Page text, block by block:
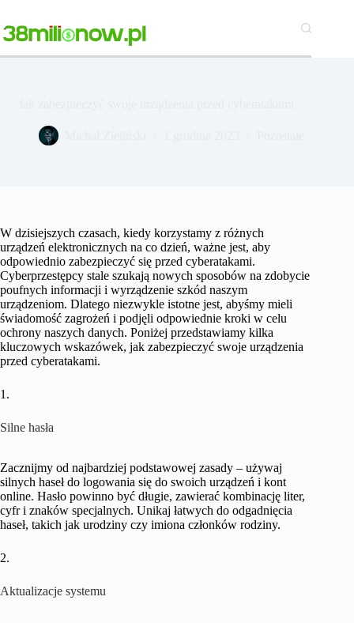
treści
W dzisiejszych czasach, kiedy korzystamy z różnych
urządzeń elektronicznych na co dzień, ważne jest, aby
odpowiednio zabezpieczyć się przed cyberatakami.
Cyberprzestępcy stale szukają nowych sposobów na zdobycie
poufnych informacji i wyrządzenie szkód naszym
urządzeniom. Dlatego niezwykle istotne jest, abyśmy mieli
świadomość zagrożeń i podjęli odpowiednie kroki w celu
ochrony naszych danych. Poniżej przedstawiamy kilka
kluczowych wskazówek, jak zabezpieczyć swoje urządzenia
przed cyberatakami.
1.
Silne hasła
Zacznijmy od najbardziej podstawowej zasady – używaj
silnych haseł do logowania się do swoich urządzeń i kont
online. Hasło powinno być długie, zawierać kombinację liter,
cyfr i znaków specjalnych. Unikaj łatwych do odgadnięcia
haseł, takich jak urodziny czy imiona członków rodziny.
2.
Aktualizacje systemu